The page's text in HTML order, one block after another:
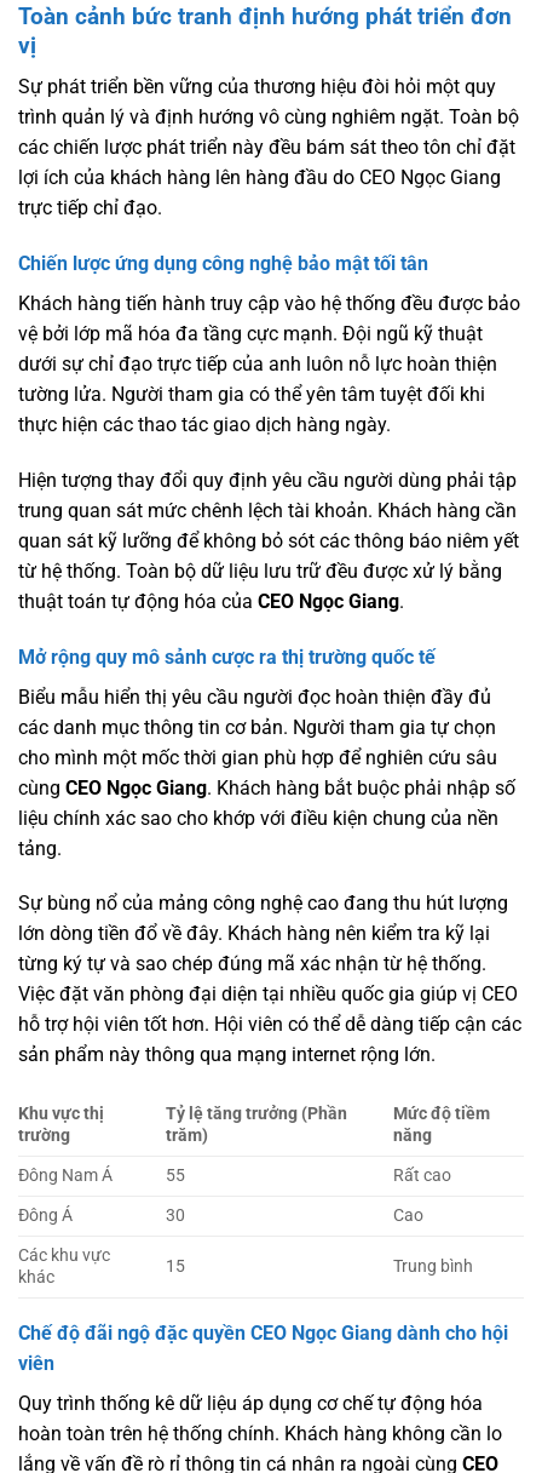
Toàn cảnh bức tranh định hướng phát triển đơn
vị
Sự phát triển bền vững của thương hiệu đòi hỏi một quy
trình quản lý và định hướng vô cùng nghiêm ngặt. Toàn bộ
các chiến lược phát triển này đều bám sát theo tôn chỉ đặt
lợi ích của khách hàng lên hàng đầu do CEO Ngọc Giang
trực tiếp chỉ đạo.
Chiến lược ứng dụng công nghệ bảo mật tối tân
Khách hàng tiến hành truy cập vào hệ thống đều được bảo
vệ bởi lớp mã hóa đa tầng cực mạnh. Đội ngũ kỹ thuật
dưới sự chỉ đạo trực tiếp của anh luôn nỗ lực hoàn thiện
tường lửa. Người tham gia có thể yên tâm tuyệt đối khi
thực hiện các thao tác giao dịch hàng ngày.
Hiện tượng thay đổi quy định yêu cầu người dùng phải tập
trung quan sát mức chênh lệch tài khoản. Khách hàng cần
quan sát kỹ lưỡng để không bỏ sót các thông báo niêm yết
từ hệ thống. Toàn bộ dữ liệu lưu trữ đều được xử lý bằng
thuật toán tự động hóa của CEO Ngọc Giang.
Mở rộng quy mô sảnh cược ra thị trường quốc tế
Biểu mẫu hiển thị yêu cầu người đọc hoàn thiện đầy đủ
các danh mục thông tin cơ bản. Người tham gia tự chọn
cho mình một mốc thời gian phù hợp để nghiên cứu sâu
cùng CEO Ngọc Giang. Khách hàng bắt buộc phải nhập số
liệu chính xác sao cho khớp với điều kiện chung của nền
tảng.
Sự bùng nổ của mảng công nghệ cao đang thu hút lượng
lớn dòng tiền đổ về đây. Khách hàng nên kiểm tra kỹ lại
từng ký tự và sao chép đúng mã xác nhận từ hệ thống.
Việc đặt văn phòng đại diện tại nhiều quốc gia giúp vị CEO
hỗ trợ hội viên tốt hơn. Hội viên có thể dễ dàng tiếp cận các
sản phẩm này thông qua mạng internet rộng lớn.
Khu vực thị
trường
Tỷ lệ tăng trưởng (Phần
trăm)
Mức độ tiềm
năng
Đông Nam Á
55
Rất cao
Đông Á
30
Cao
Các khu vực
khác
15 Trung bình
Chế độ đãi ngộ đặc quyền CEO Ngọc Giang dành cho hội
viên
Quy trình thống kê dữ liệu áp dụng cơ chế tự động hóa
hoàn toàn trên hệ thống chính. Khách hàng không cần lo
lắng về vấn đề rò rỉ thông tin cá nhân ra ngoài cùng CEO